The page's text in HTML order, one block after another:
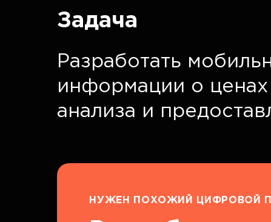
Задача
Разработать
информации о
анализа и
НУЖЕН ПОХОЖИЙ ЦИФРОВОЙ